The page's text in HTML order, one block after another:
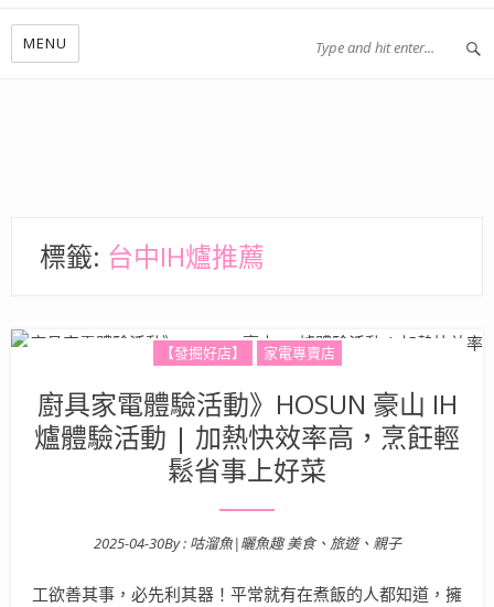
MENU
標籤: 台中IH爐推薦
【發掘好店】 家電專賣店
廚具家電體驗活動》HOSUN 豪山 IH
爐體驗活動 | 加熱快效率高，烹飪輕
鬆省事上好菜
Posted on
2025-04-30By : 咕溜魚|曬魚趣 美食、旅遊、親子
工欲善其事，必先利其器！平常就有在煮飯的人都知道，擁